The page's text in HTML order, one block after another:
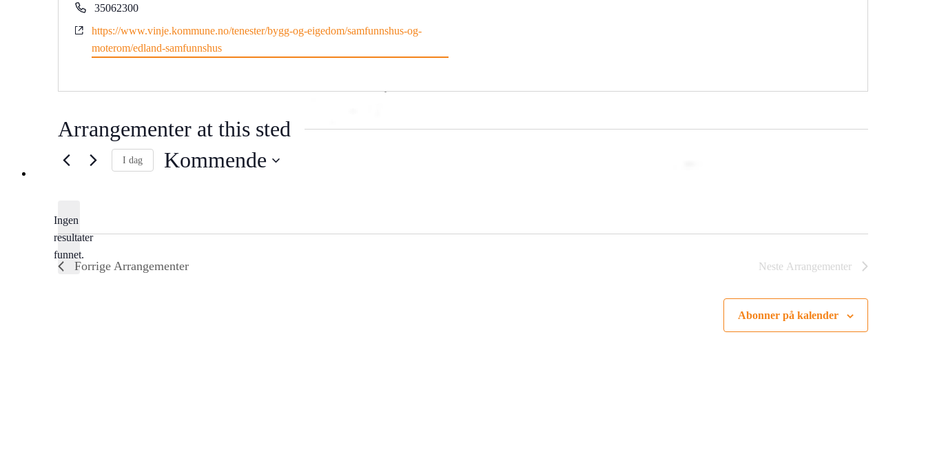
Phone35062300
Websitehttps://www.vinje.kommune.no/tenester/bygg-og-eigedom/samfunnshus-og-
moterom/edland-samfunnshus
Arrangementer at this sted
Notice
Ingen
resultater
funnet.
I dag Kommende
Forrige Arrangementer Neste Arrangementer
Abonner på kalender